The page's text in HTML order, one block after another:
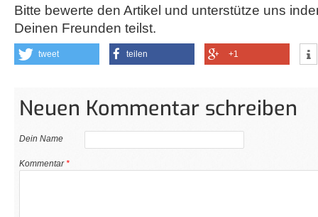
Bitte bewerte den Artikel und unterstütze uns
Deinen Freunden teilst.
tweet teilen +1
Neuen Kommentar schreiben
Dein Name
Kommentar*